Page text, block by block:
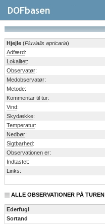
Hjejle (Pluvialis apricaria)
Adfærd:
Lokalitet:
Observatør:
Medobservatør:
Metode:
Kommentar til tur:
Vind:
Skydække:
Temperatur:
Nedbør:
Sigtbarhed:
Observationen er:
Indtastet:
Links:
ALLE OBSERVATIONER PÅ TUREN
Ederfugl
Sortand